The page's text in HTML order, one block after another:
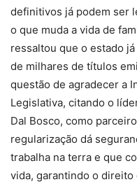
definitivos já podem ser
o que muda a vida de
ressaltou que o estado
de milhares de títulos
questão de agradecer a
Legislativa, citando o
Dal Bosco, como
regularização dá
trabalha na terra e que
vida, garantindo o